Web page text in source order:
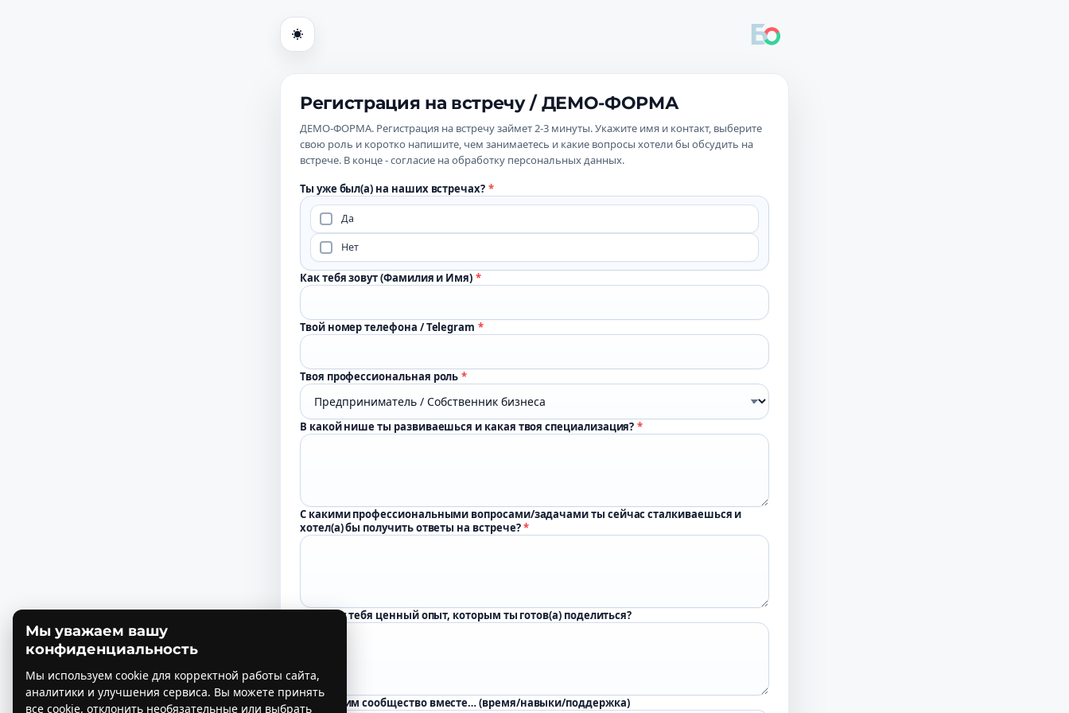
Темная тема
Регистрация на встречу / ДЕМО-ФОРМА
ДЕМО-ФОРМА. Регистрация на встречу займет 2-3 минуты. Укажите имя и контакт, выберите
свою роль и коротко напишите, чем занимаетесь и какие вопросы хотели бы обсудить на
встрече. В конце - согласие на обработку персональных данных.
Ты уже был(а) на наших встречах? *
Да
Нет
Как тебя зовут (Фамилия и Имя) *
Твой номер телефона / Telegram *
Твоя профессиональная роль *
В какой нише ты развиваешься и какая твоя специализация? *
С какими профессиональными вопросами/задачами ты сейчас сталкиваешься и
хотел(а) бы получить ответы на встрече? *
Есть ли у тебя ценный опыт, которым ты готов(а) поделиться?
Мы строим сообщество вместе… (время/навыки/поддержка)
Мы уважаем вашу
конфиденциальность
Мы используем cookie для корректной работы сайта,
аналитики и улучшения сервиса. Вы можете принять
все cookie, отклонить необязательные или выбрать